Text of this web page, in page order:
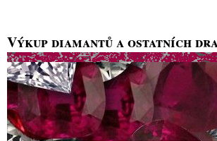
Výkup diamantů a ostatních